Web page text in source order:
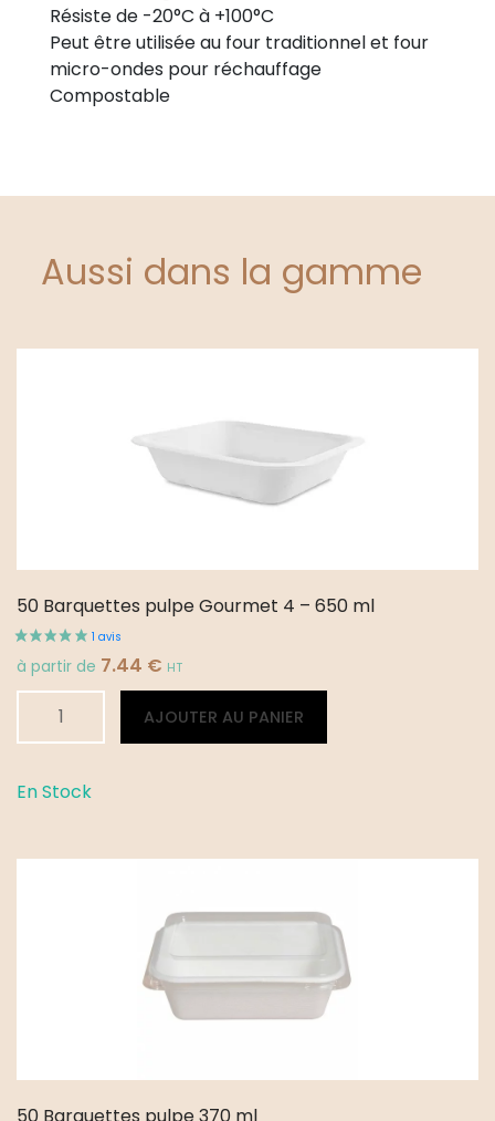
Résiste de -20°C à +100°C
Peut être utilisée au four traditionnel et four
micro-ondes pour réchauffage
Compostable
Aussi dans la gamme
50 Barquettes pulpe Gourmet 4 – 650 ml
à partir de 7.44 € HT
Barquettes
4
AJOUTER AU PANIER
Alternative:
En Stock